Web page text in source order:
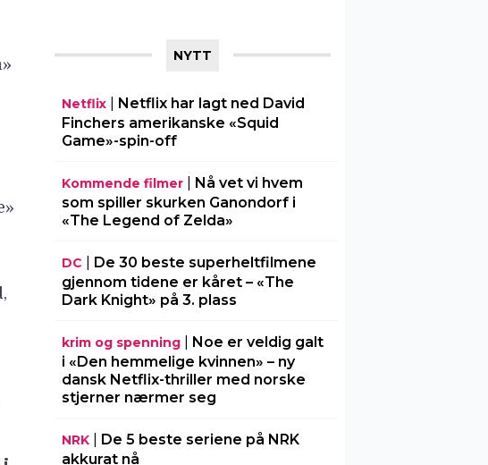
NYTT
Netflix| Netflix har lagt ned David
Finchers amerikanske «Squid
Game»-spin-off
Kommende filmer| Nå vet vi hvem
som spiller skurken Ganondorf i
«The Legend of Zelda»
DC
De 30 beste superheltfilmene
gjennom tidene er kåret – «The
Dark Knight» på 3. plass
krim og spenning| Noe er veldig galt
i «Den hemmelige kvinnen» – ny
dansk Netflix-thriller med norske
stjerner nærmer seg
NRK| De 5 beste seriene på NRK
akkurat nå